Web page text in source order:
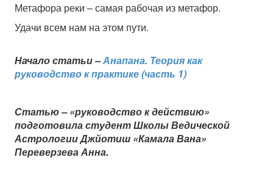
Метафора реки – самая рабочая из метафор.
Удачи всем нам на этом пути.
Начало статьи–Анапана. Теория как
руководство к практике (часть 1)
Статью – «руководство к действию»
подготовила студент Школы Ведической
Астрологии Джйотиш «Камала Вана»
Переверзева Анна.